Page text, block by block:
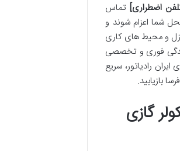
اضطراری]تماس
شما اعزام شوند و
و محیط های کاری
فوری و تخصصی
رادیاتور، سریع
بازیابید.
گازی